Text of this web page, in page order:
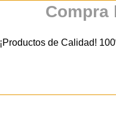
Compra
¡Productos de Calidad!